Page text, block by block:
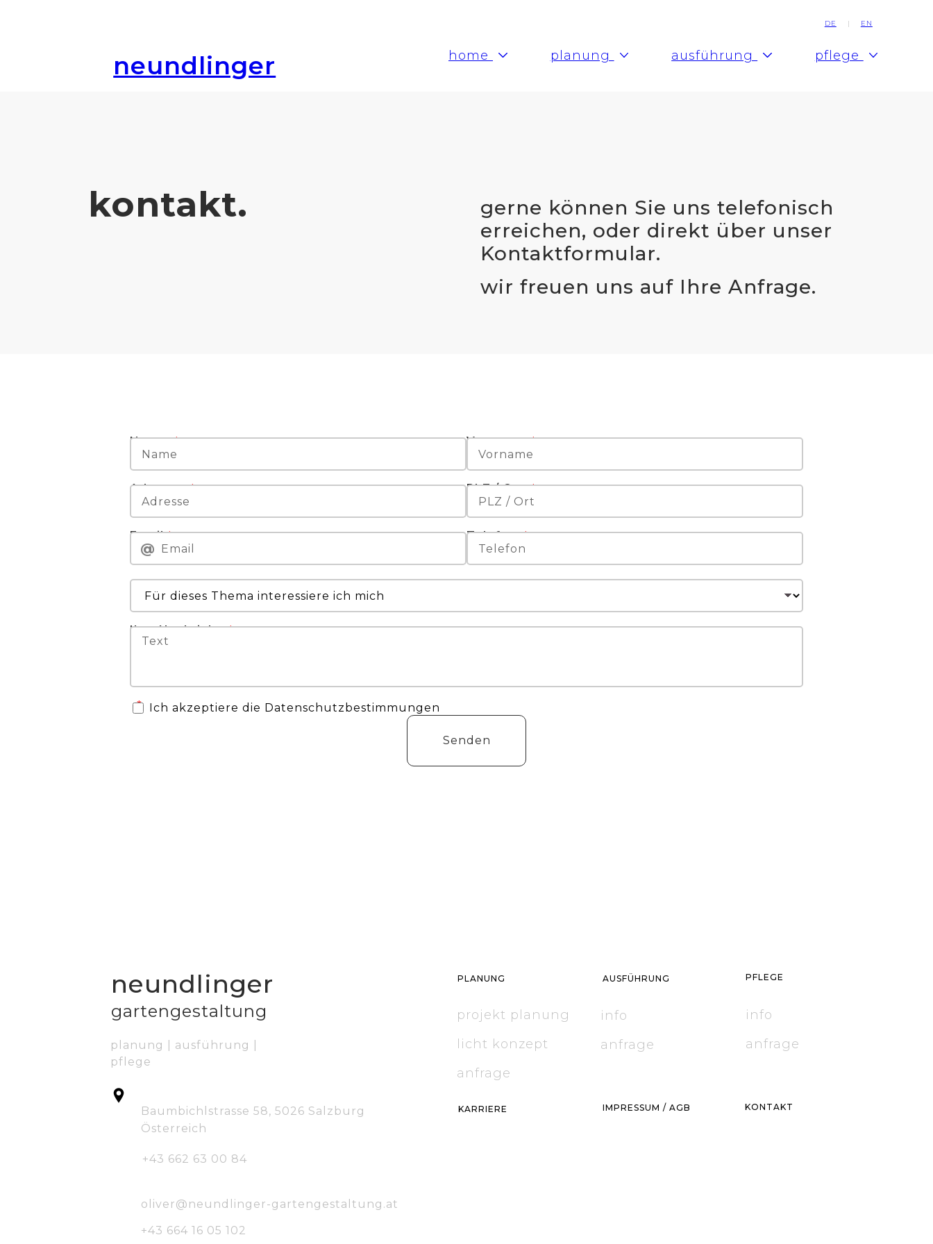
home planung ausführung pflege
DE EN
neundlinger
kontakt.
gerne können Sie uns telefonisch
erreichen, oder direkt über unser
Kontaktformular.
wir freuen uns auf Ihre Anfrage.
Name: Vorname:
Adresse: PLZ / Ort:
Email‍‍‍ Telefon:
Ihre Nachricht:
Ich akzeptiere die Datenschutzbestimmungen
Senden
projekt planung
licht konzept
anfrage
info
anfrage
PLANUNG AUSFÜHRUNG PFLEGE
neundlinger
gartengestaltung
planung | ausführung |
pflege
oliver@neundlinger-gartengestaltung.at
+43 662 63 00 84
Baumbichlstrasse 58, 5026 Salzburg
Österreich
info
anfrage
KONTAKT
KARRIERE IMPRESSUM / AGB
+43 664 16 05 102